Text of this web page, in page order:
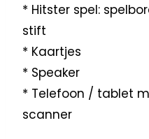
* Hitster spel:
stift
* Kaartjes
* Speaker
* Telefoon / tablet
scanner